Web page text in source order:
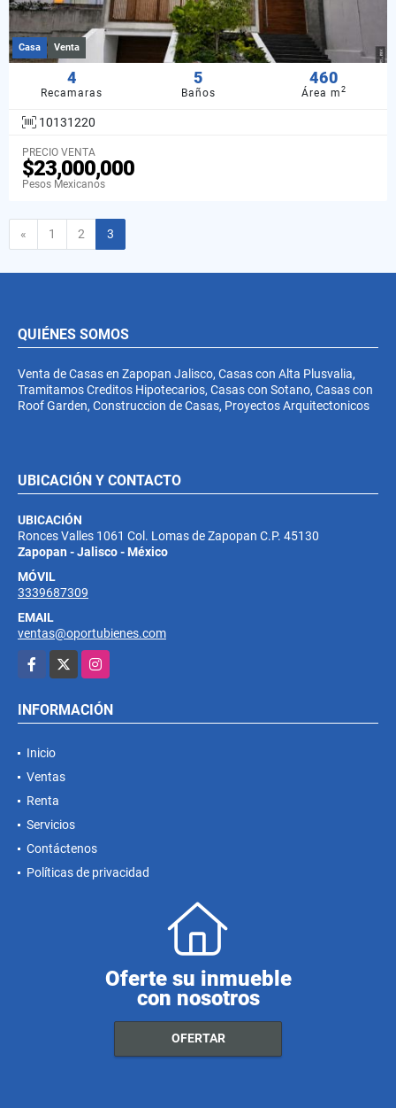
Casa Venta
4
Recamaras
5
Baños
460
Área m2
10131220
PRECIO VENTA
$23,000,000
Pesos Mexicanos
« Anterior
1 2 3
QUIÉNES SOMOS
Venta de Casas en Zapopan Jalisco, Casas con Alta Plusvalia,
Tramitamos Creditos Hipotecarios, Casas con Sotano, Casas con
Roof Garden, Construccion de Casas, Proyectos Arquitectonicos
UBICACIÓN Y CONTACTO
UBICACIÓN
Ronces Valles 1061 Col. Lomas de Zapopan C.P. 45130
Zapopan - Jalisco - México
MÓVIL
3339687309
EMAIL
ventas@oportubienes.com
Facebook
Instagram
INFORMACIÓN
Inicio
Ventas
Renta
Servicios
Contáctenos
Políticas de privacidad
Oferte su inmueble
con nosotros
OFERTAR